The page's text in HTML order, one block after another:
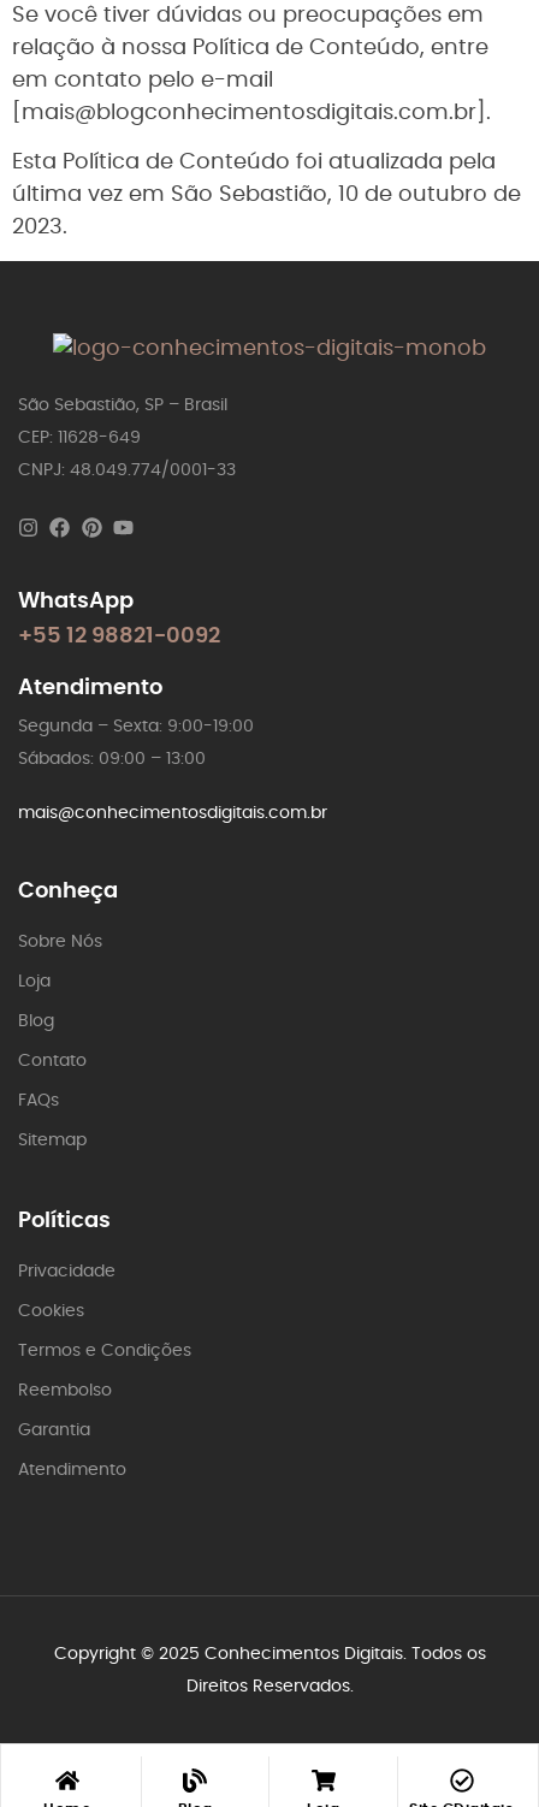
Se você tiver dúvidas ou preocupações em
relação à nossa Política de Conteúdo, entre
em contato pelo e-mail
[mais@blogconhecimentosdigitais.com.br].
Esta Política de Conteúdo foi atualizada pela
última vez em São Sebastião, 10 de outubro de
2023.
São Sebastião, SP – Brasil
CEP: 11628-649
CNPJ: 48.049.774/0001-33
WhatsApp
+55 12 98821-0092
Atendimento
Segunda – Sexta: 9:00-19:00
Sábados: 09:00 – 13:00
mais@conhecimentosdigitais.com.br
Conheça
Sobre Nós
Loja
Blog
Contato
FAQs
Sitemap
Políticas
Privacidade
Cookies
Termos e Condições
Reembolso
Garantia
Atendimento
Copyright © 2025 Conhecimentos Digitais. Todos os
Direitos Reservados.